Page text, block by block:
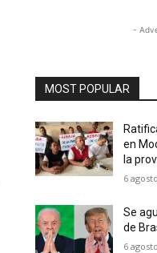
-
MOST POPULAR
en
la
6
Se
de
6